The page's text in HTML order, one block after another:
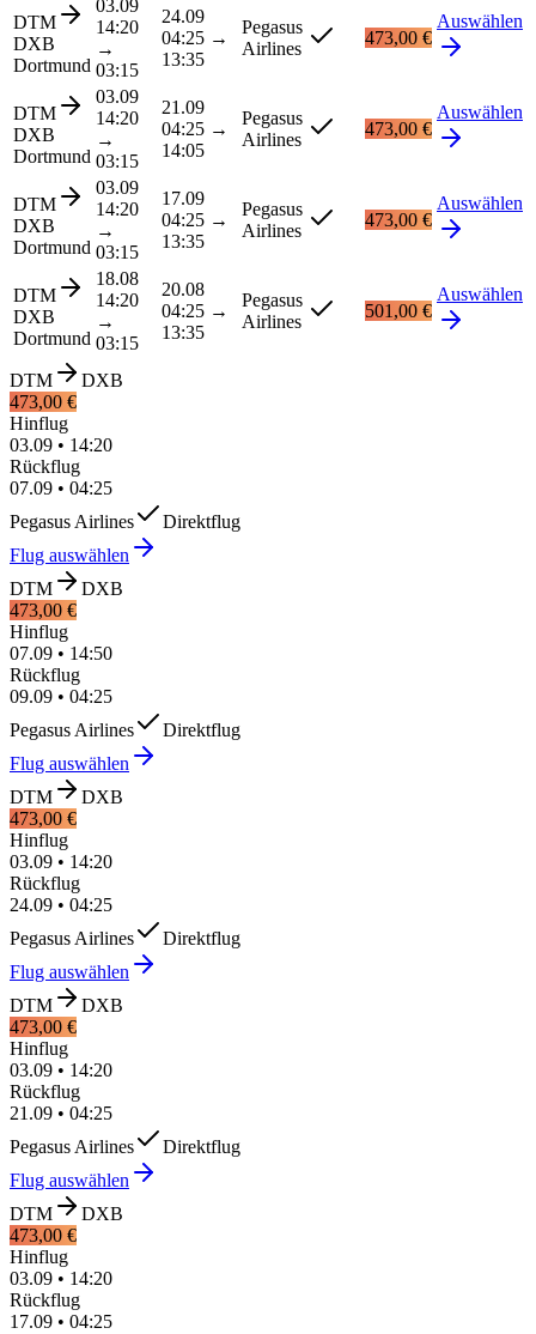
DTM
DXB
Dortmund
03.09
14:20
→
03:15
24.09
04:25 →
13:35
Pegasus
Airlines
473,00 €
Auswählen
DTM
DXB
Dortmund
03.09
14:20
→
03:15
21.09
04:25 →
14:05
Pegasus
Airlines
473,00 €
Auswählen
DTM
DXB
Dortmund
03.09
14:20
→
03:15
17.09
04:25 →
13:35
Pegasus
Airlines
473,00 €
Auswählen
DTM
DXB
Dortmund
18.08
14:20
→
03:15
20.08
04:25 →
13:35
Pegasus
Airlines
501,00 €
Auswählen
DTM
DXB
473,00 €
Hinflug
03.09 • 14:20
Rückflug
07.09 • 04:25
Pegasus Airlines
Direktflug
Flug auswählen
DTM
DXB
473,00 €
Hinflug
07.09 • 14:50
Rückflug
09.09 • 04:25
Pegasus Airlines
Direktflug
Flug auswählen
DTM
DXB
473,00 €
Hinflug
03.09 • 14:20
Rückflug
24.09 • 04:25
Pegasus Airlines
Direktflug
Flug auswählen
DTM
DXB
473,00 €
Hinflug
03.09 • 14:20
Rückflug
21.09 • 04:25
Pegasus Airlines
Direktflug
Flug auswählen
DTM
DXB
473,00 €
Hinflug
03.09 • 14:20
Rückflug
17.09 • 04:25